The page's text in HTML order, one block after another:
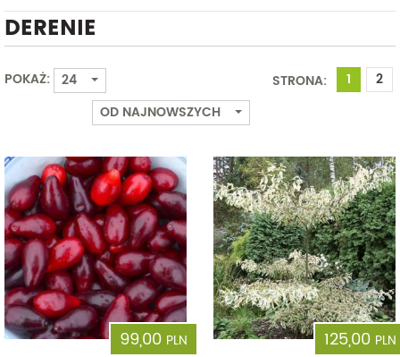
Od
DERENIE
POKAŻ: 24 STRONA: 1
2
OD NAJNOWSZYCH
99,00 PLN
125,00 PLN